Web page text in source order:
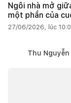
Ngôi nhà mở
một phần của
27/06/2026, lúc
Thu Nguyễn